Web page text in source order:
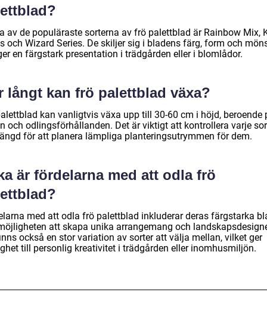
av de populäraste sorterna av frö palettblad är Rainbow Mix,
och Wizard Series. De skiljer sig i bladens färg, form och
en färgstark presentation i trädgården eller i blomlådor.
långt kan frö palettblad växa?
kan vanligtvis växa upp till 30-60 cm i höjd, beroende
och odlingsförhållanden. Det är viktigt att kontrollera varje
för att planera lämpliga planteringsutrymmen för dem.
är fördelarna med att odla frö
med att odla frö palettblad inkluderar deras färgstarka
att skapa unika arrangemang och
också en stor variation av sorter att välja mellan, vilket ger
till personlig kreativitet i trädgården eller inomhusmiljön.